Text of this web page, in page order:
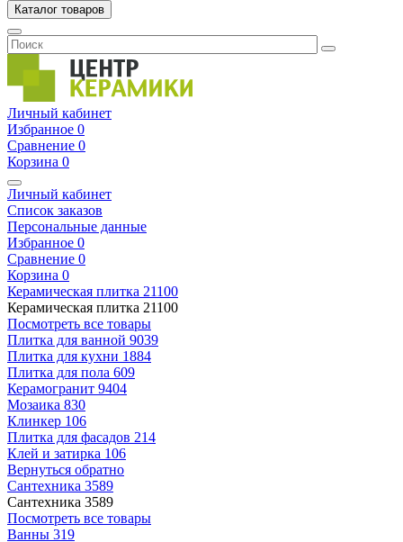
Каталог товаров
Личный кабинет
Избранное 0
Сравнение 0
Корзина 0
Личный кабинет
Список заказов
Персональные данные
Избранное 0
Сравнение 0
Корзина 0
Керамическая плитка 21100
Керамическая плитка 21100
Посмотреть все товары
Плитка для ванной 9039
Плитка для кухни 1884
Плитка для пола 609
Керамогранит 9404
Мозаика 830
Клинкер 106
Плитка для фасадов 214
Клей и затирка 106
Вернуться обратно
Сантехника 3589
Сантехника 3589
Посмотреть все товары
Ванны 319